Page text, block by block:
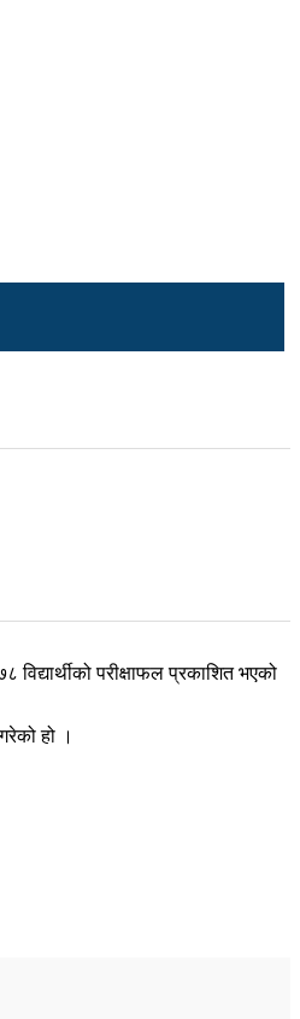
परीक्षाफल प्रकाशित भएको
हो ।